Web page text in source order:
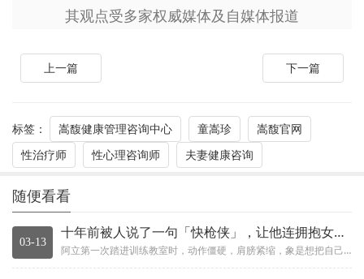
其观点受多家权威媒体及自媒体报道
上一篇 下一篇
标签： 嵩馥健康管理咨询中心 童嵩珍
嵩馥官网
性治疗师
性心理咨询师 夫妻健康咨询
随便看看
03-13
十年前被人说了一句「快枪侠」，让他连拥抱女友都恐惧
阿立第一次踏进训练教室时，动作僵硬，肩膀紧缩，象是想把自己的身体折起来压扁。他盯着地板，像在跟某个看不见的回忆拔河：老师...